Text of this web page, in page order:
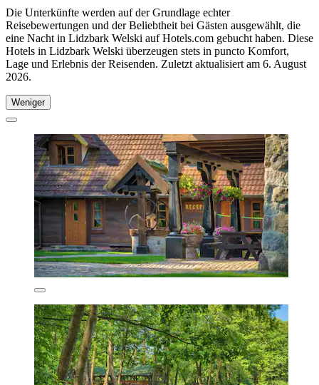
Die Unterkünfte werden auf der Grundlage echter
Reisebewertungen und der Beliebtheit bei Gästen ausgewählt, die
eine Nacht in Lidzbark Welski auf Hotels.com gebucht haben. Diese
Hotels in Lidzbark Welski überzeugen stets in puncto Komfort,
Lage und Erlebnis der Reisenden. Zuletzt aktualisiert am 6. August
2026.
Weniger